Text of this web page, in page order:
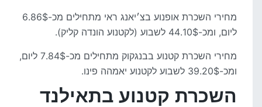
מחירי השכרת אופנוע בצ׳יאנג ראי מתחילים מכ-6.86$
ליום, ומכ-44.10$ לשבוע (לקטנוע הונדה קליק).
מחירי השכרת קטנוע בבנגקוק מתחילים מכ-7.84$ ליום,
ומכ-39.20$ לשבוע לקטנוע יאמהה פינו.
השכרת קטנוע בתאילנד